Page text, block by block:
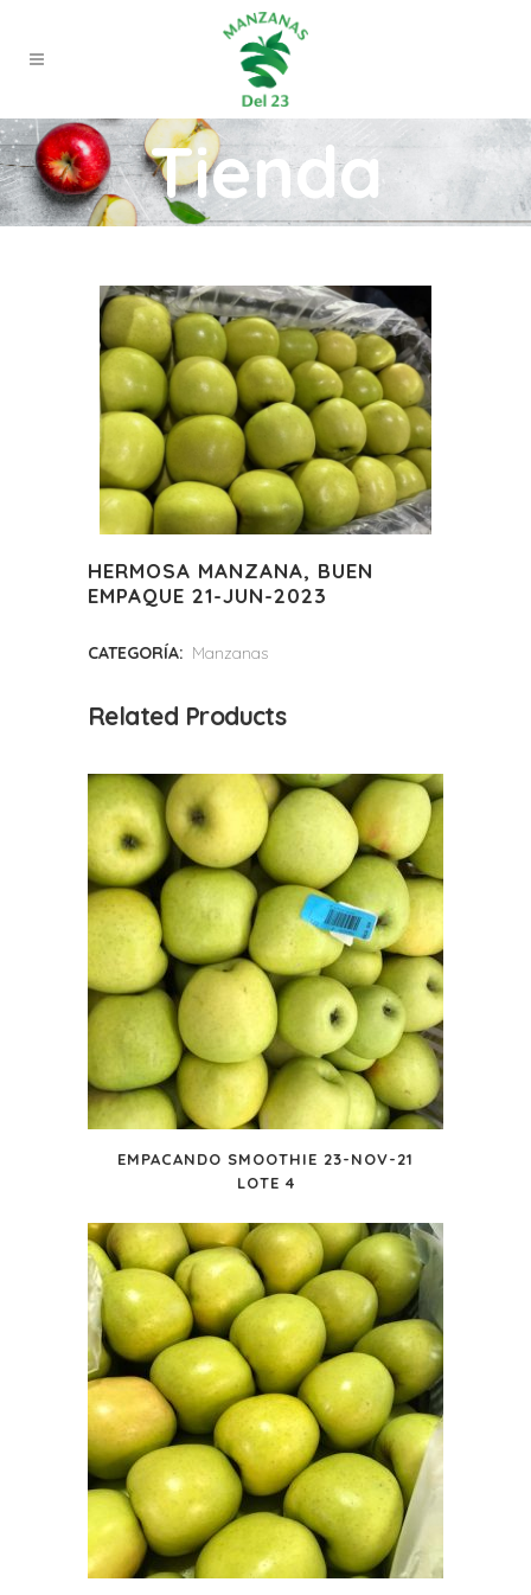
Tienda
HERMOSA MANZANA, BUEN
EMPAQUE 21-JUN-2023
CATEGORÍA: Manzanas
Related Products
EMPACANDO SMOOTHIE 23-NOV-21
LOTE 4